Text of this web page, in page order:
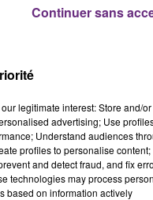
legitimate interest: Store and/or
advertising; Use
Understand audiences
profiles to personalise
and detect fraud, and fix
technologies may process
based on information actively
Continuer sans